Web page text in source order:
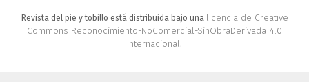
Revista del pie y tobillo está distribuida bajo una licencia de Creative
Commons Reconocimiento-NoComercial-SinObraDerivada 4.0
Internacional.